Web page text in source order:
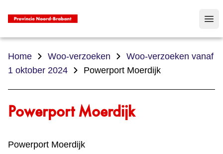
Home Woo-verzoeken
Woo-verzoeken vanaf
1 oktober 2024
Powerport Moerdijk
Powerport Moerdijk
Powerport Moerdijk